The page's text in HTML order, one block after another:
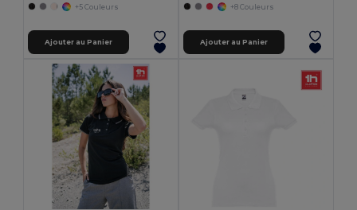
+5 Couleurs
Ajouter au Panier
+8 Couleurs
Ajouter au Panier